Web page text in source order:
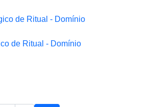
Vista rápida
de Ritual - Domínio